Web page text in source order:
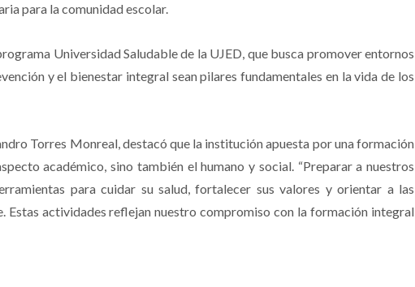
para la comunidad escolar.
Universidad Saludable de la UJED, que busca promover entornos
y el bienestar integral sean pilares fundamentales en la vida de los
Torres Monreal, destacó que la institución apuesta por una formación
académico, sino también el humano y social. “Preparar a nuestros
para cuidar su salud, fortalecer sus valores y orientar a las
Estas actividades reflejan nuestro compromiso con la formación integral